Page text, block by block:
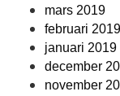
mars 2019
februari 2019
januari 2019
december
november